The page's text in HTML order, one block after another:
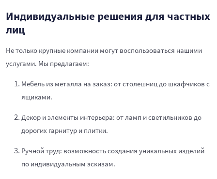
Индивидуальные решения для частных
лиц
Не только крупные компании могут воспользоваться нашими
услугами. Мы предлагаем:
Мебель из металла на заказ: от столешниц до шкафчиков с
ящиками.
Декор и элементы интерьера: от ламп и светильников до
дорогих гарнитур и плитки.
Ручной труд: возможность создания уникальных изделий
по индивидуальным эскизам.